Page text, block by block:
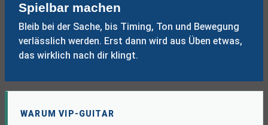
Spielbar machen
Bleib bei der Sache, bis Timing, Ton und Bewegung
verlässlich werden. Erst dann wird aus Üben etwas,
das wirklich nach dir klingt.
WARUM VIP-GUITAR